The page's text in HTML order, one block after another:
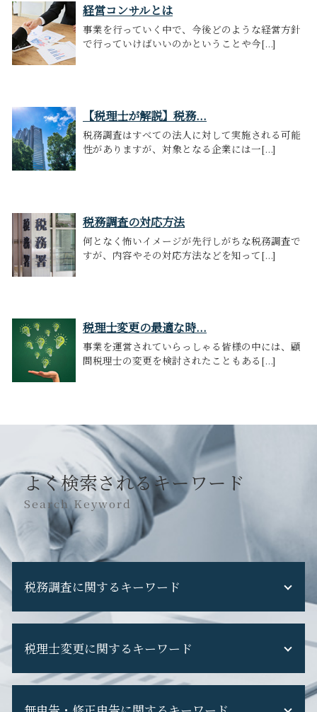
経営コンサルとは
事業を行っていく中で、今後どのような経営方針
で行っていけばいいのかということや今[...]
【税理士が解説】税務...
税務調査はすべての法人に対して実施される可能
性がありますが、対象となる企業には一[...]
税務調査の対応方法
何となく怖いイメージが先行しがちな税務調査で
すが、内容やその対応方法などを知って[...]
税理士変更の最適な時...
事業を運営されていらっしゃる皆様の中には、顧
問税理士の変更を検討されたこともある[...]
よく検索されるキーワード
Search Keyword
税務調査に関するキーワード
税務調査 立会い
税務調査 修正申告 断る
税務調査 通知 来た
税理士変更に関するキーワード